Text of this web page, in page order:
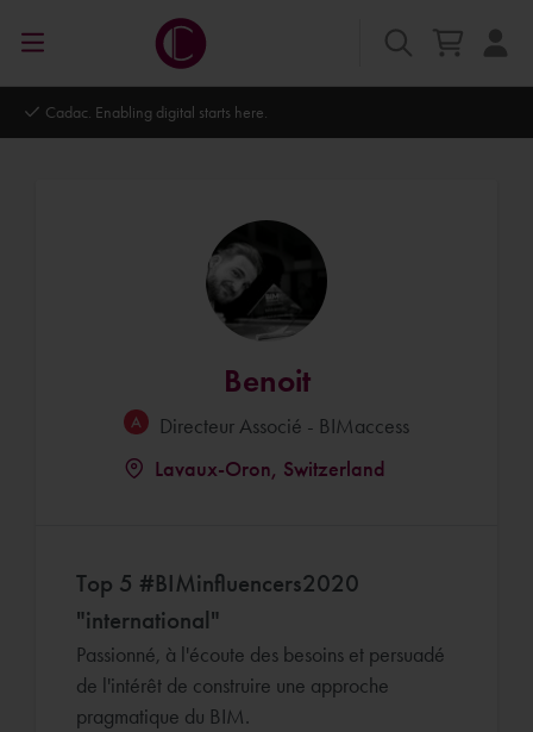
Autodesk Platinum Partner
Benoit
Directeur Associé - BIMaccess
Lavaux-Oron, Switzerland
Top 5 #BIMinfluencers2020
"international"
Passionné, à l'écoute des besoins et persuadé
de l'intérêt de construire une approche
pragmatique du BIM.